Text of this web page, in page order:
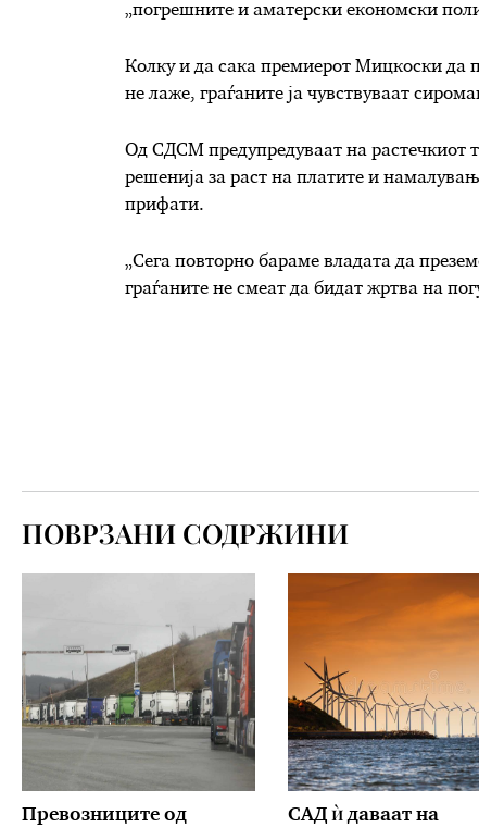
„погрешните и аматерски економски
Колку и да сака премиерот Мицкоски да
не лаже, граѓаните ја чувствуваат
Од СДСМ предупредуваат на растечкиот
решенија за раст на платите и
прифати.
„Сега повторно бараме владата да
граѓаните не смеат да бидат жртва на
ПОВРЗАНИ СОДРЖИНИ
Превозниците од
САД ѝ даваат на